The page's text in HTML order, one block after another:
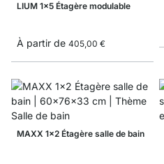
LIUM 1x5 Étagère modulable
À partir de 405,00 €
MAXX 1x2 Étagère salle de bain